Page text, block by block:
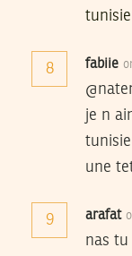
8 fabiie
je n
une
9 arafat
nas